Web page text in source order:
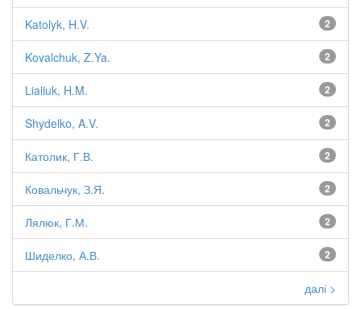
2
Katolyk, H.V.
2
Kovalchuk, Z.Ya.
2
Lialiuk, H.M.
2
Shydelko, A.V.
2
Католик, Г.В.
2
Ковальчук, З.Я.
2
Лялюк, Г.М.
2
Шиделко, А.В.
далі >